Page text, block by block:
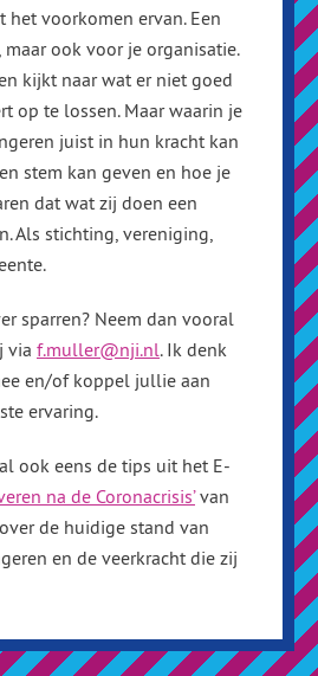
het voorkomen ervan. Een
ook voor je organisatie.
kijkt naar wat er niet goed
op te lossen. Maar waarin je
juist in hun kracht kan
stem kan geven en hoe je
dat wat zij doen een
Als stichting, vereniging,
sparren? Neem dan vooral
via f.muller@nji.nl. Ik denk
en/of koppel jullie aan
ervaring.
ook eens de tips uit het E-
na de Coronacrisis’van
de huidige stand van
en de veerkracht die zij